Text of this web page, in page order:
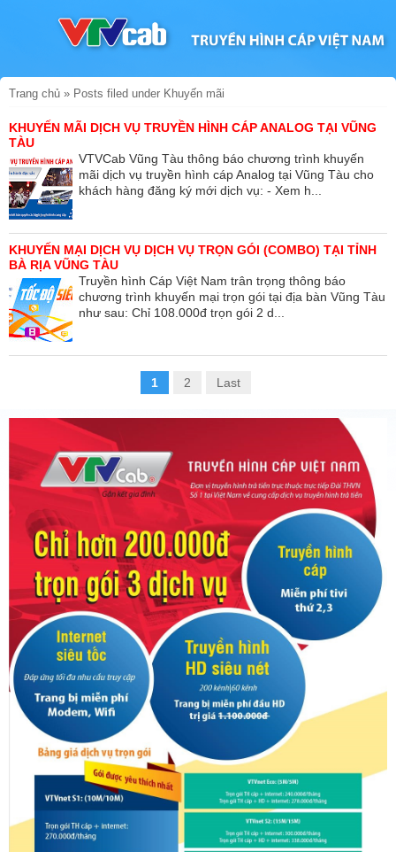
Trang chủ » Posts filed under Khuyến mãi
KHUYẾN MÃI DỊCH VỤ TRUYỀN HÌNH CÁP ANALOG TẠI VŨNG
TÀU
VTVCab Vũng Tàu thông báo chương trình khuyến
mãi dịch vụ truyền hình cáp Analog tại Vũng Tàu cho
khách hàng đăng ký mới dịch vụ: - Xem h...
KHUYẾN MẠI DỊCH VỤ DỊCH VỤ TRỌN GÓI (COMBO) TẠI TỈNH
BÀ RỊA VŨNG TÀU
Truyền hình Cáp Việt Nam trân trọng thông báo
chương trình khuyến mại trọn gói tại địa bàn Vũng Tàu
như sau: Chỉ 108.000đ trọn gói 2 d...
1 2 Last